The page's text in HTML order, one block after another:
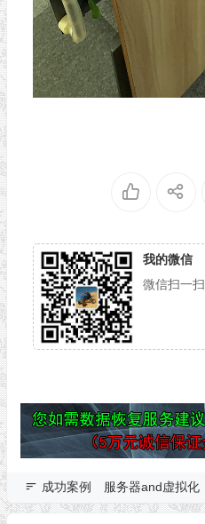
我的微信
微信扫一扫
成功案例 服务器and虚拟化